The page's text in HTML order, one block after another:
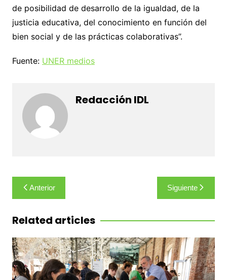
de posibilidad de desarrollo de la igualdad, de la
justicia educativa, del conocimiento en función del
bien social y de las prácticas colaborativas”.
Fuente: UNER medios
Redacción IDL
Navegación
de
entradas
Anterior Siguiente
Related articles